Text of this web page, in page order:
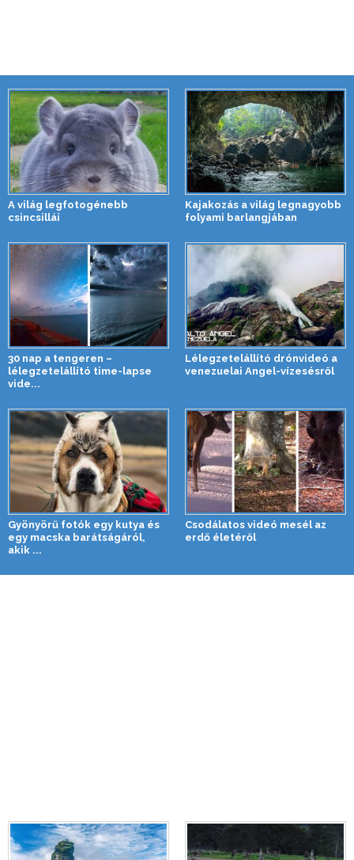
A világ legfotogénebb
csincsillái
Kajakozás a világ legnagyobb
folyami barlangjában
30 nap a tengeren –
lélegzetelállító time-lapse
vide...
Lélegzetelállító drónvideó a
venezuelai Angel-vízesésről
Gyönyörű fotók egy kutya és
egy macska barátságáról,
akik ...
Csodálatos videó mesél az
erdő életéről